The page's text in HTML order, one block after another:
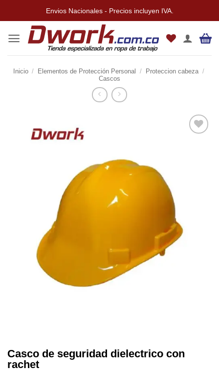
contenido
Envios Nacionales - Precios incluyen IVA.
Inicio / Elementos de Protección Personal / Proteccion cabeza /
Cascos
Casco de seguridad dielectrico con
rachet